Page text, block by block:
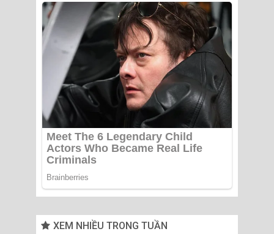
XEM NHIỀU TRONG TUẦN